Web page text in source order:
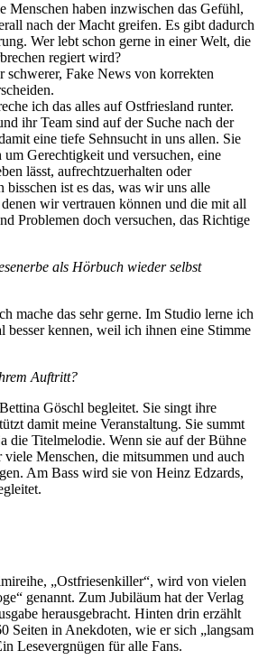
Menschen haben inzwischen das Gefühl,
nach der Macht greifen. Es gibt dadurch
Wer lebt schon gerne in einer Welt, die
regiert wird?
schwerer, Fake News von korrekten
ich das alles auf Ostfriesland runter.
ihr Team sind auf der Suche nach der
eine tiefe Sehnsucht in uns allen. Sie
Gerechtigkeit und versuchen, eine
lässt, aufrechtzuerhalten oder
bisschen ist es das, was wir uns alle
wir vertrauen können und die mit all
Problemen doch versuchen, das Richtige
als Hörbuch wieder selbst
mache das sehr gerne. Im Studio lerne ich
besser kennen, weil ich ihnen eine Stimme
Auftritt?
Göschl begleitet. Sie singt ihre
damit meine Veranstaltung. Sie summt
die Titelmelodie. Wenn sie auf der Bühne
viele Menschen, die mitsummen und auch
Am Bass wird sie von Heinz Edzards,
„Ostfriesenkiller“, wird von vielen
genannt. Zum Jubiläum hat der Verlag
herausgebracht. Hinten drin erzählt
Seiten in Anekdoten, wie er sich „langsam
Lesevergnügen für alle Fans.